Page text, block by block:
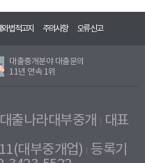
법적고지 주의사항 오류신고
대출중개분야 대출문의
11년 연속 1위
출나라대부중개
대표
대부중개업) 등록기